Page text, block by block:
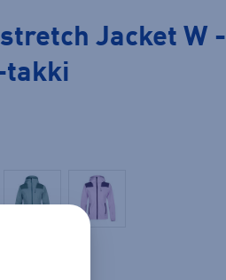
Jacket W -
takki